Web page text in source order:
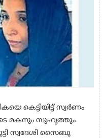
കെട്ടിയിട്ട് സ്വർണം
മകനും സുഹൃത്തും
സ്വദേശി സൈബു